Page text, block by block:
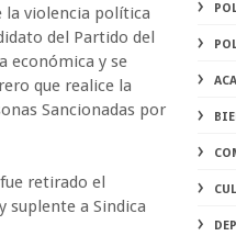
la violencia política
del Partido del
económica y se
que realice la
Sancionadas por
retirado el
suplente a Sindica